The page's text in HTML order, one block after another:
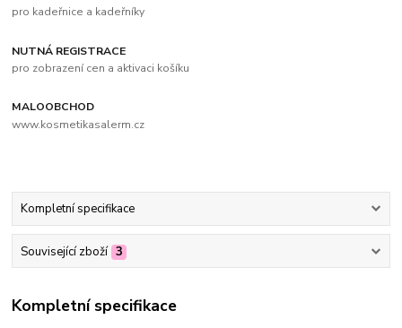
pro kadeřnice a kadeřníky
NUTNÁ REGISTRACE
pro zobrazení cen a aktivaci košíku
MALOOBCHOD
www.kosmetikasalerm.cz
Kompletní specifikace
Související zboží 3
Kompletní specifikace